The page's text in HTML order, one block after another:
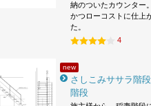
納のついたカウンター
かつローコストに仕上
た。
4
new
さしこみササラ階段
階段